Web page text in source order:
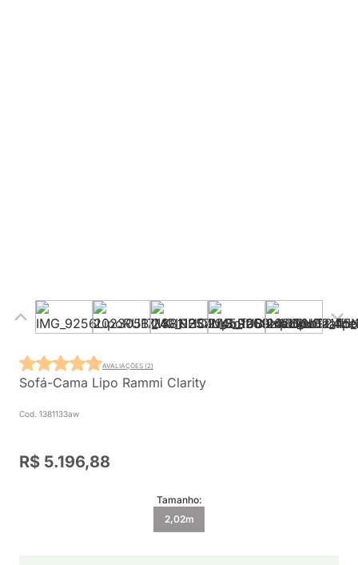
Sofá-Cama Lipo Rammi Clarity
Cod. 1381133aw
AVALIAÇÕES (2)
R$ 5.196,88
Tamanho:
2,02m